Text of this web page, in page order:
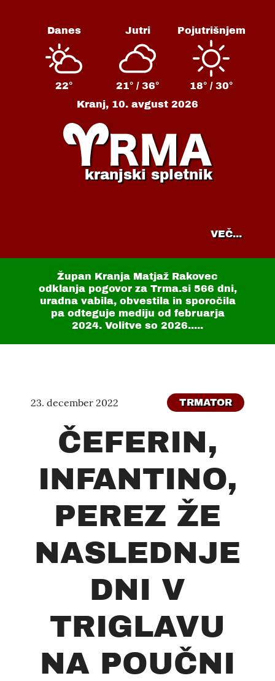
Danes
22°
Jutri
21° / 36°
Pojutrišnjem
18° / 30°
Kranj, 10. avgust 2026
kranjski spletnik
VEČ...
Župan Kranja Matjaž Rakovec
odklanja pogovor za Trma.si 566 dni,
uradna vabila, obvestila in sporočila
pa odteguje mediju od februarja
2024. Volitve so 2026.....
23. december 2022 TRMATOR
ČEFERIN,
INFANTINO,
PEREZ ŽE
NASLEDNJE
DNI V
TRIGLAVU
NA POUČNI